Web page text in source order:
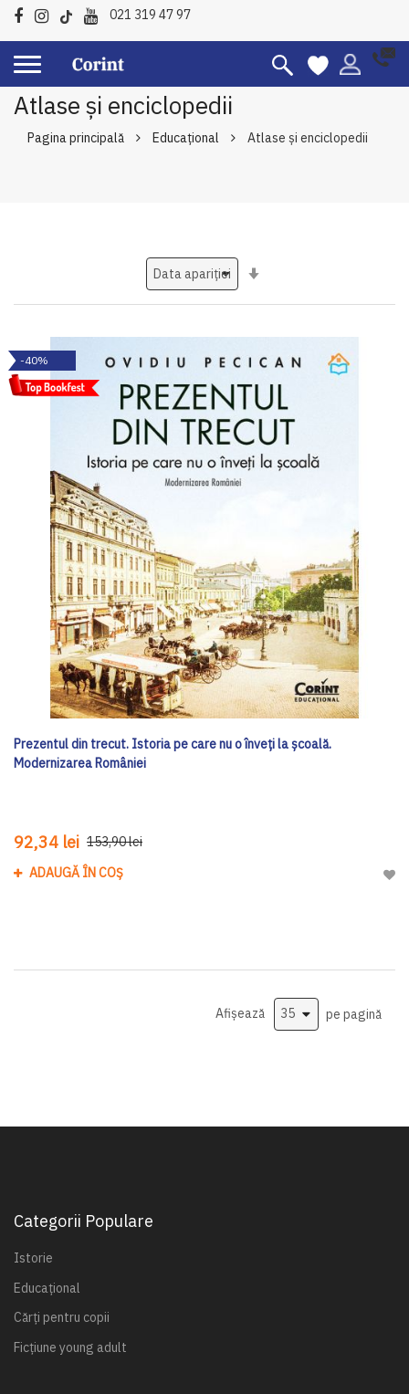
021 319 47 97
Atlase și enciclopedii
Pagina principală Educațional Atlase și enciclopedii
-40%
Prezentul din trecut. Istoria pe care nu o înveți la școală.
Modernizarea României
92,34 lei 153,90 lei
ADAUGĂ ÎN COȘ
Afișează pe pagină
Categorii Populare
Istorie
Educațional
Cărți pentru copii
Ficțiune young adult